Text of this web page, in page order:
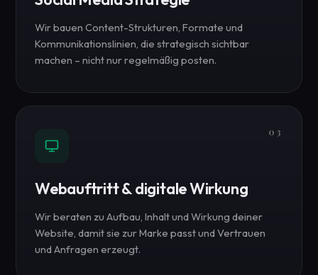
Wir bauen Content-Strukturen, Formate und
Kommunikationslinien, die strategisch sichtbar
machen – nicht nur regelmäßig posten.
03
Webauftritt & digitale Wirkung
Wir beraten zu Aufbau, Inhalt und Wirkung deiner
Website, damit sie zur Marke passt und Vertrauen
und Anfragen erzeugt.